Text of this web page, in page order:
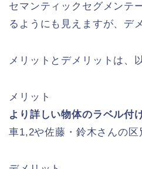
セマンティックセグメンテ
るようにも見えますが、デ
メリットとデメリットは、
メリット
より詳しい物体のラベル付
車1,2や佐藤・鈴木さんの区